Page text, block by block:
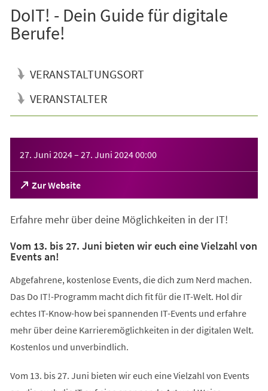
DoIT! - Dein Guide für digitale
Berufe!
VERANSTALTUNGSORT
VERANSTALTER
27. Juni 2024– 27. Juni 202400:00
Zur Website
(Öffnet
in
neuen
Erfahre mehr über deine Möglichkeiten in der IT!
Vom 13. bis 27. Juni bieten wir euch eine Vielzahl von
Events an!
Abgefahrene, kostenlose Events, die dich zum Nerd machen.
Das Do IT!-Pro­gramm macht dich fit für die IT-Welt. Hol dir
ech­tes IT-Know-how bei span­nen­den IT-Events und erfahre
mehr über deine Karrieremöglichkeiten in der digitalen Welt.
Kos­ten­los und un­ver­bind­lich.
Vom 13. bis 27. Juni bieten wir euch eine Vielzahl von Events